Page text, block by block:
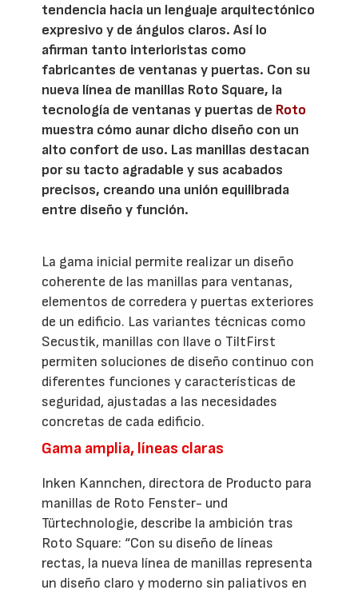
tendencia hacia un lenguaje arquitectónico
expresivo y de ángulos claros. Así lo
afirman tanto interioristas como
fabricantes de ventanas y puertas. Con su
nueva línea de manillas Roto Square, la
tecnología de ventanas y puertas de Roto
muestra cómo aunar dicho diseño con un
alto confort de uso. Las manillas destacan
por su tacto agradable y sus acabados
precisos, creando una unión equilibrada
entre diseño y función.
La gama inicial permite realizar un diseño
coherente de las manillas para ventanas,
elementos de corredera y puertas exteriores
de un edificio. Las variantes técnicas como
Secustik, manillas con llave o TiltFirst
permiten soluciones de diseño continuo con
diferentes funciones y características de
seguridad, ajustadas a las necesidades
concretas de cada edificio.
Gama amplia, líneas claras
Inken Kannchen, directora de Producto para
manillas de Roto Fenster- und
Türtechnologie, describe la ambición tras
Roto Square: “Con su diseño de líneas
rectas, la nueva línea de manillas representa
un diseño claro y moderno sin paliativos en